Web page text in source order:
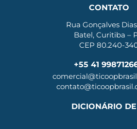
CONTATO
Rua Gonçalves
Batel, Curitiba –
CEP 80.240-
+55 41
DICIONÁRIO